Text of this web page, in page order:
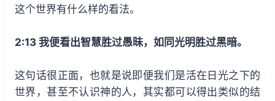
这个世界有什么样的看法。
2:13 我便看出智慧胜过愚昧，如同光明胜过黑暗。
这句话很正面，也就是说即便我们是活在日光之下的
世界，甚至不认识神的人，其实都可以得出类似的结